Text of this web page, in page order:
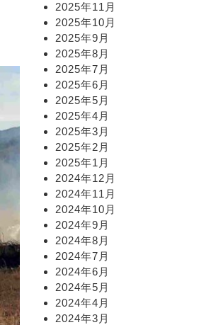
2025年11月
2025年10月
2025年9月
2025年8月
2025年7月
2025年6月
2025年5月
2025年4月
2025年3月
2025年2月
2025年1月
2024年12月
2024年11月
2024年10月
2024年9月
2024年8月
2024年7月
2024年6月
2024年5月
2024年4月
2024年3月